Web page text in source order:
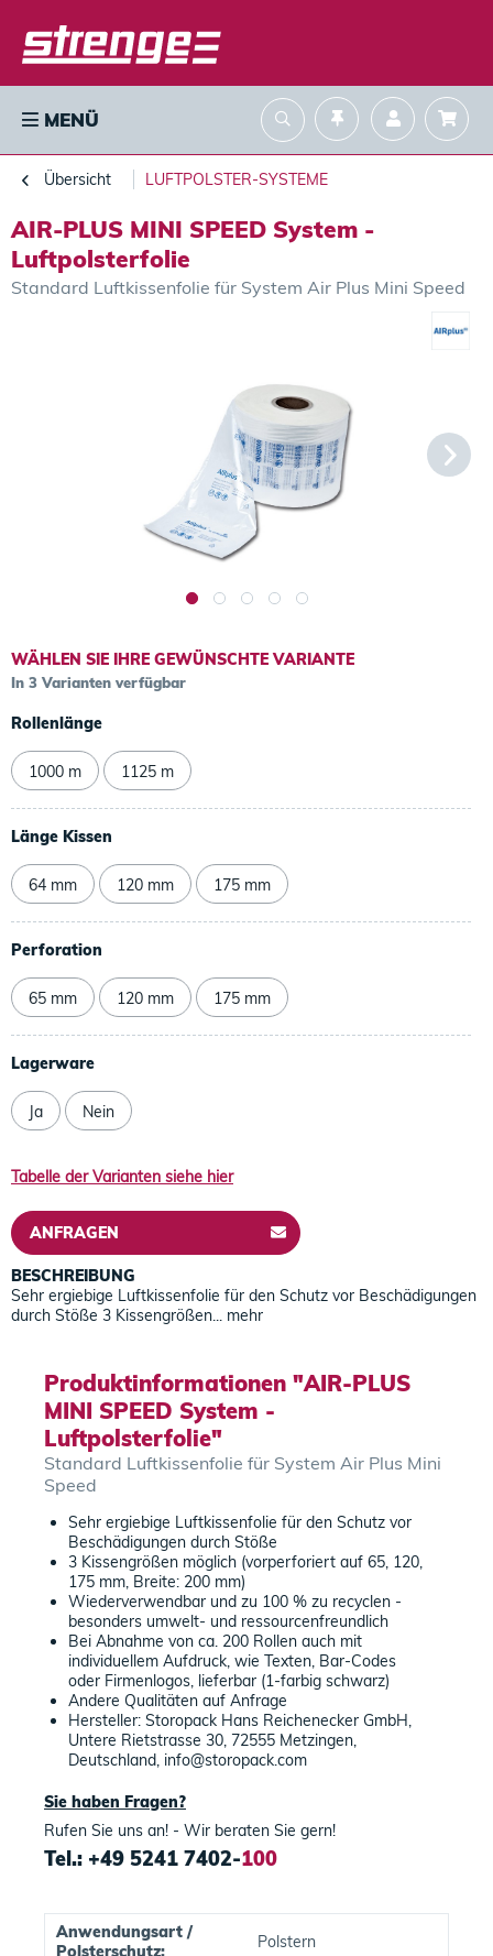
MENÜ
Übersicht LUFTPOLSTER-SYSTEME
AIR-PLUS MINI SPEED System -
Luftpolsterfolie
Standard Luftkissenfolie für System Air Plus Mini Speed
WÄHLEN SIE IHRE GEWÜNSCHTE VARIANTE
In 3 Varianten verfügbar
Rollenlänge
1000 m 1125 m
Länge Kissen
64 mm 120 mm 175 mm
Perforation
65 mm 120 mm 175 mm
Lagerware
Ja Nein
Tabelle der Varianten siehe hier
ANFRAGEN
BESCHREIBUNG
Sehr ergiebige Luftkissenfolie für den Schutz vor Beschädigungen
durch Stöße 3 Kissengrößen... mehr
Produktinformationen "AIR-PLUS
MINI SPEED System -
Luftpolsterfolie"
Standard Luftkissenfolie für System Air Plus Mini
Speed
Sehr ergiebige Luftkissenfolie für den Schutz vor
Beschädigungen durch Stöße
3 Kissengrößen möglich (vorperforiert auf 65, 120,
175 mm, Breite: 200 mm)
Wiederverwendbar und zu 100 % zu recyclen -
besonders umwelt- und ressourcenfreundlich
Bei Abnahme von ca. 200 Rollen auch mit
individuellem Aufdruck, wie Texten, Bar-Codes
oder Firmenlogos, lieferbar (1-farbig schwarz)
Andere Qualitäten auf Anfrage
Hersteller: Storopack Hans Reichenecker GmbH,
Untere Rietstrasse 30, 72555 Metzingen,
Deutschland, info@storopack.com
Sie haben Fragen?
Rufen Sie uns an! - Wir beraten Sie gern!
Tel.: +49 5241 7402-100
Anwendungsart /
Polsterschutz:
Polstern